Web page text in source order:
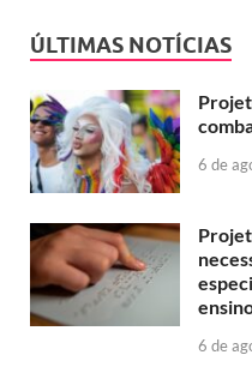
ÚLTIMAS NOTÍCIAS
6 de
6 de